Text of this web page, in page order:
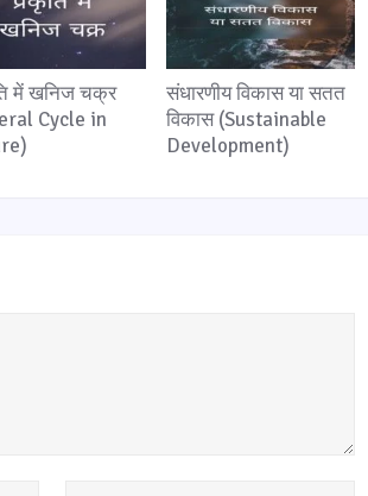
में खनिज चक्र
Cycle in
संधारणीय विकास या सतत
विकास (Sustainable
Development)